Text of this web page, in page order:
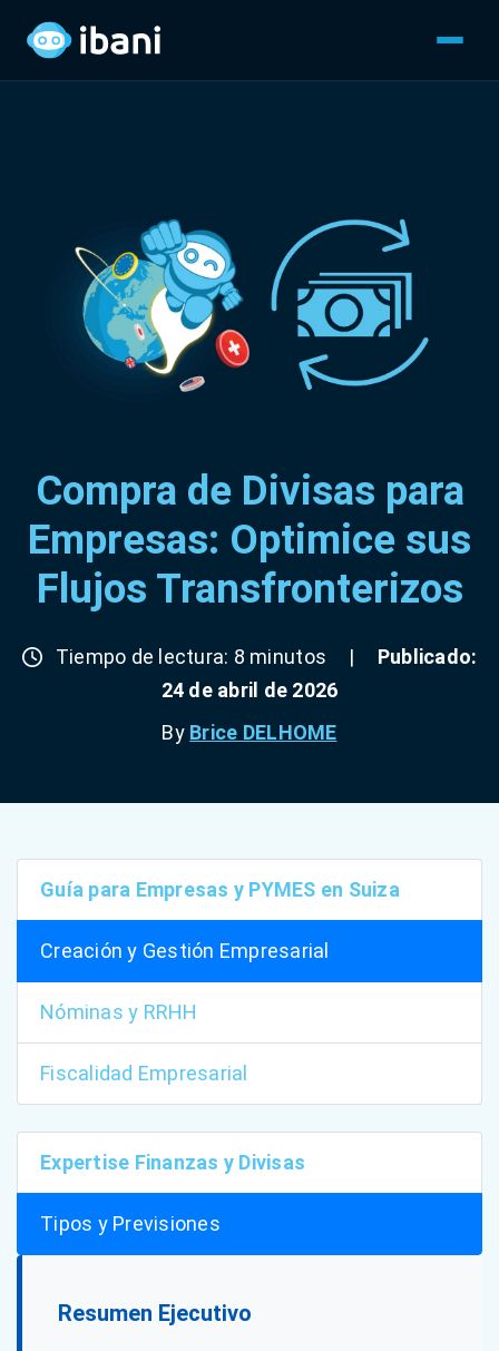
Compra de Divisas para
Empresas: Optimice sus
Flujos Transfronterizos
Tiempo de lectura: 8 minutos |
Publicado:
24 de abril de 2026
By Brice DELHOME
Guía para Empresas y PYMES en Suiza
Creación y Gestión Empresarial
Nóminas y RRHH
Fiscalidad Empresarial
Expertise Finanzas y Divisas
Tipos y Previsiones
Resumen Ejecutivo